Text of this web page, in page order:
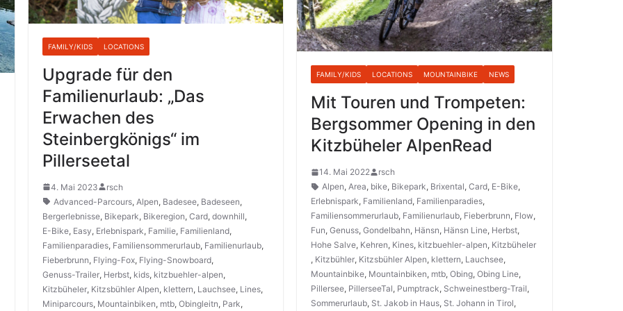
FAMILY/KIDS LOCATIONS
Upgrade für den
Familienurlaub: „Das
Erwachen des
Steinbergkönigs“ im
Pillerseetal
4. Mai 2023
rsch
Advanced-Parcours, Alpen, Badesee, Badeseen,
Bergerlebnisse, Bikepark, Bikeregion, Card, downhill,
E-Bike, Easy, Erlebnispark, Familie, Familienland,
Familienparadies, Familiensommerurlaub, Familienurlaub,
Fieberbrunn, Flying-Fox, Flying-Snowboard,
Genuss-Trailer, Herbst, kids, kitzbuehler-alpen,
Kitzbüheler, Kitzsbühler Alpen, klettern, Lauchsee, Lines,
Miniparcours, Mountainbiken, mtb, Obingleitn, Park,
FAMILY/KIDS LOCATIONS MOUNTAINBIKE NEWS
Mit Touren und Trompeten:
Bergsommer Opening in den
Kitzbüheler AlpenRead
14. Mai 2022
rsch
Alpen,Area, bike, Bikepark, Brixental,Card, E-Bike,
Erlebnispark, Familienland, Familienparadies,
Familiensommerurlaub, Familienurlaub, Fieberbrunn, Flow,
Fun,Genuss,Gondelbahn, Hänsn, Hänsn Line, Herbst,
Hohe Salve, Kehren, Kines, kitzbuehler-alpen, Kitzbüheler
, Kitzbühler, Kitzsbühler Alpen, klettern, Lauchsee,
Mountainbike, Mountainbiken, mtb,Obing,Obing Line,
Pillersee, PillerseeTal, Pumptrack, Schweinestberg-Trail,
Sommerurlaub, St. Jakob in Haus, St. Johann in Tirol,